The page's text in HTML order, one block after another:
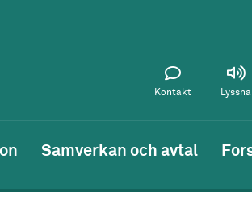
Kontakt Lyssna
Samverkan och avtal